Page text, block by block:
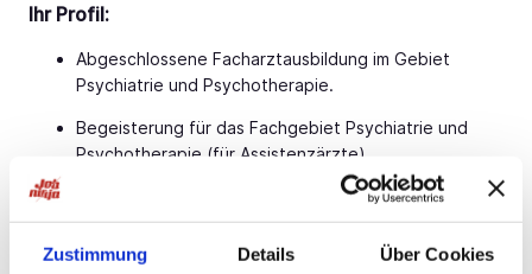
Zustimmung Details Über Cookies
Ihr Profil:
Abgeschlossene Facharztausbildung im Gebiet
Psychiatrie und Psychotherapie.
Begeisterung für das Fachgebiet Psychiatrie und
Psychotherapie (für Assistenzärzte).
patientenorientierte Haltung.